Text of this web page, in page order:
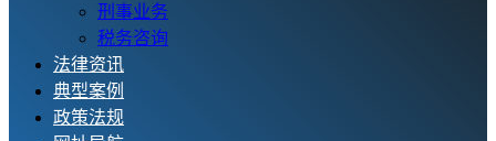
刑事业务
税务咨询
法律资讯
典型案例
政策法规